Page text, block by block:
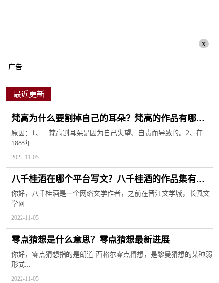
x
广告
最近更新
梵高为什么要割掉自己的耳朵？梵高的作品有哪
些？
原因：1、 梵高割耳朵是因为自己失望、自责而导致的。2、在
1888年...
2022-11-05
八千桂酒在哪个平台写文？八千桂酒的作品集有哪
些？
你好，八千桂酒是一个网络文学作者，之前在晋江文学城，长佩文
学网...
2022-11-05
零点猜想是什么意思？零点猜想最新进展
你好，零点猜想指的是朗道-西格尔零点猜想，是黎曼猜想的某种弱
形式...
2022-11-05